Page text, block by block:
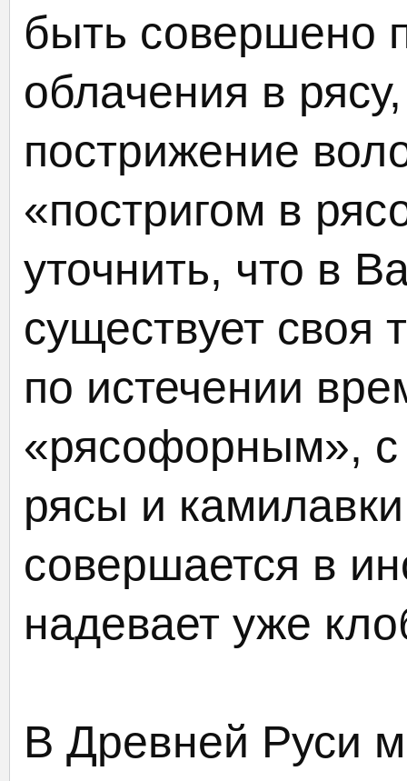
быть совершено
облачения в
пострижение
«постригом в
уточнить, что в
существует своя
по истечении
«рясофорным»,
рясы и
совершается в
надевает уже
В Древней Руси